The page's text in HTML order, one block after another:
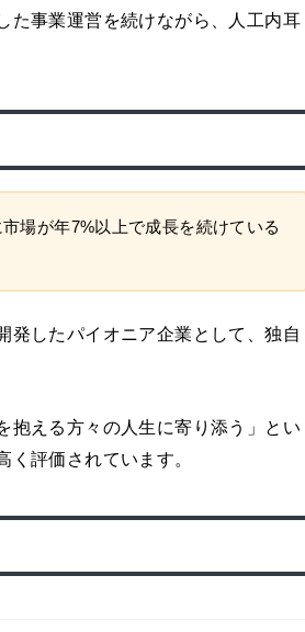
た事業運営を続けながら、人工内耳
場が年7%以上で成長を続けている
発したパイオニア企業として、独自
抱える方々の人生に寄り添う」とい
評価されています。